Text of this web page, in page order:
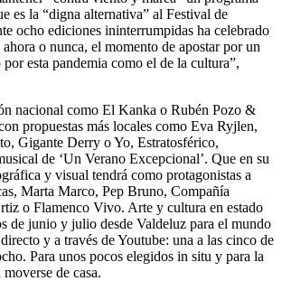
es la “digna alternativa” al Festival de
ocho ediciones ininterrumpidas ha celebrado
o nunca, el momento de apostar por un
esta pandemia como el de la cultura”,
nacional como El Kanka o Rubén Pozo &
propuestas más locales como Eva Ryjlen,
Gigante Derry o Yo, Estratosférico,
de ‘Un Verano Excepcional’. Que en su
y visual tendrá como protagonistas a
Marta Marco, Pep Bruno, Compañía
o Flamenco Vivo. Arte y cultura en estado
de junio y julio desde Valdeluz para el mundo
y a través de Youtube: una a las cinco de
Para unos pocos elegidos in situ y para la
de casa.